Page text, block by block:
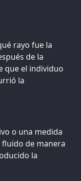
rayo fue la
de la
que el individuo
la
o una medida
fluido de manera
la